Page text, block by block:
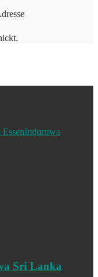
Induruwa
Sri Lanka